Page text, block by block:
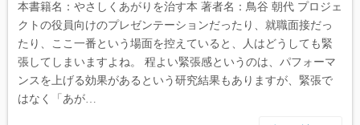
本書籍名：やさしくあがりを治す本 著者名：鳥谷 朝代 プロジェ
クトの役員向けのプレゼンテーションだったり、就職面接だっ
たり、ここ一番という場面を控えていると、人はどうしても緊
張してしまいますよね。 程よい緊張感というのは、パフォーマ
ンスを上げる効果があるという研究結果もありますが、緊張で
はなく「あが…